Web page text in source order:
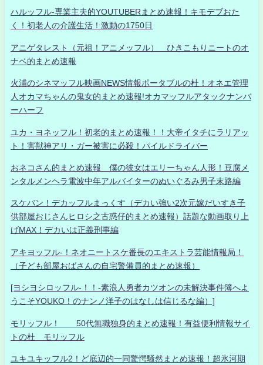
ハルッフル-専業主夫的YOUTUBERまとめ速報！キモデブおた
く！初老人の介護生活！激動の1750日
アニゲタレスト（元祖！アニメッフル） ひきこもりニートのオ
ナベ的まとめ速報
火浦のシネマッフル映画NEWS情報ポータブルの杜！オネエ管理
人オカマちゃんの鬼女的まとめ速報!オカマッフルアタックナンバ
ーハーフ
ユカ・ヨネッフル！初老的まとめ速報！！大帝イタチにラリアッ
ト！害獣神アリ・ガー被害に必殺！パイルドライバー
おネコさん的まとめ速報 僕の彼女はエリーちゃん人形！豆腐メ
ンタルメンヘラ電波中年アルバイターのぬいぐるみ男子末路編
スケバン！デカッフルまっくす（デカい強い2次元嫁だいすき子
供部屋おじさんヒロシ之古惑仔的まとめ速報）話題な動画取り上
げMAX！デカいは正義刑事編
アキヨッフル-！ネオニートスケ番長のエキストラ芸能情報局！
（子ども部屋おばさんの自宅警備員的まとめ速報）
[ヨシヨシロッフル-！！-素浪人勇者カツオンの未解決事件簿へよ
うこそYOUKO！のナンノ洋子のはなしは信じるな編）]
モリッフル！ 50代無職独身的まとめ速報！有益便利情報サイ
トの杜 モリッフル
ユキユキッフル2！ど底辺的一同驚愕騒然まとめ速報！超氷河期